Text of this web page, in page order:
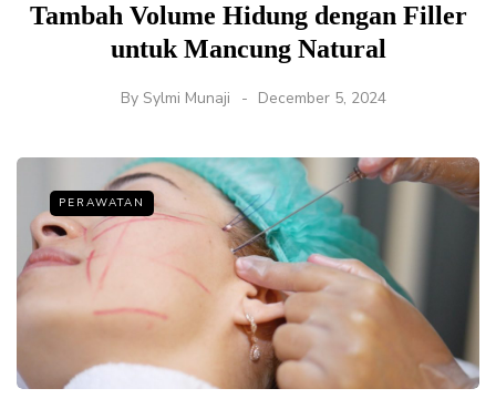
Tambah Volume Hidung dengan Filler
untuk Mancung Natural
By Sylmi Munaji December 5, 2024
PERAWATAN